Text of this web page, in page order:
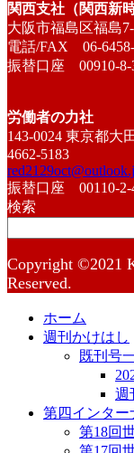
関西支社（関西新
大阪市福島区福島
電話/FAX 06-
振替口座 00910-8-
労働者の力社
143-0024 東京都
4662-5183
振替口座 00110-2-
検索
Copyright ©2021
Reserved.
ホーム
週刊かけはし
既刊号
週
第四インター
第18回